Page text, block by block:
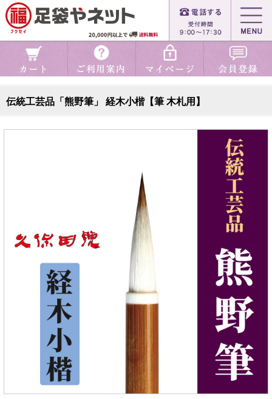
伝統工芸品「熊野筆」 経木小楷【筆 木札用】